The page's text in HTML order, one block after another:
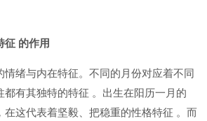
征 的作用
情绪与内在特征。不同的月份对应着不同
都有其独特的特征 。出生在阳历一月的
在这代表着坚毅、把稳重的性格特征 。而